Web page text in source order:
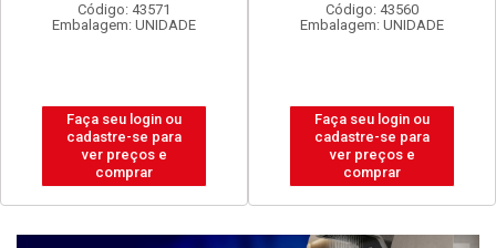
Código: 43571
Embalagem: UNIDADE
Faça seu login ou
cadastre-se para
ver preços e
comprar
Código: 43560
Embalagem: UNIDADE
Faça seu login ou
cadastre-se para
ver preços e
comprar